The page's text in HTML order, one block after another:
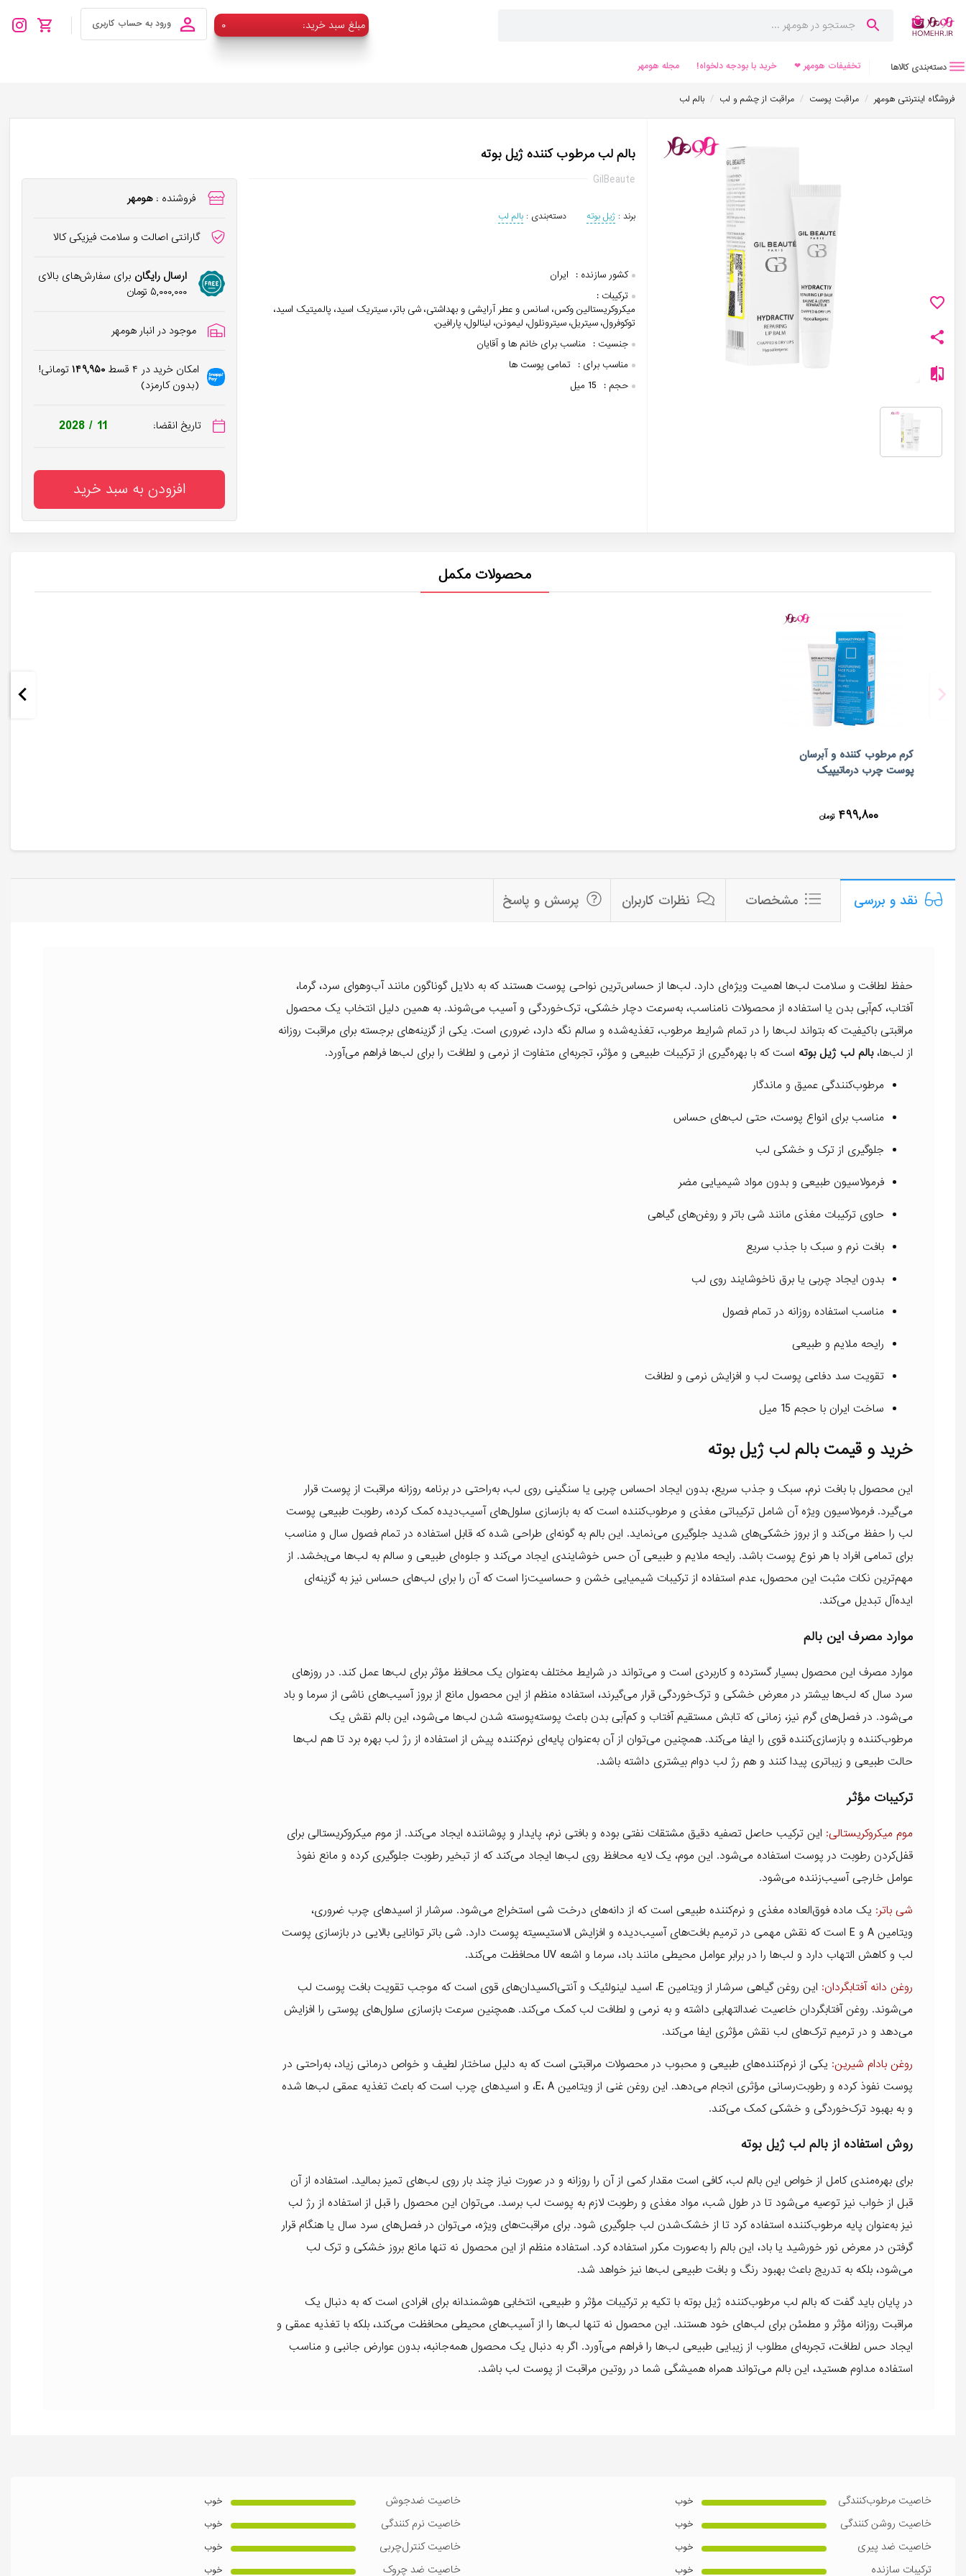
۰ :مبلغ سبد خرید ورود به حساب کاربری
دسته‌بندی کالاها تخفیفات هومهر ❤ خرید با بودجه دلخواه! مجله هومهر
فروشگاه اینترنتی هومهر / مراقبت پوست / مراقبت از چشم و لب / بالم لب
بالم لب مرطوب کننده ژیل بوته
GilBeaute
برند : ژیل بوته دسته‌بندی : بالم لب
کشور سازنده :
ایران
ترکیبات :
میکروکریستالین وکس، اسانس و عطر آرایشی و بهداشتی، شی باتر، سیتریک اسید، پالمیتیک اسید،
توکوفرول، سیتریل، سیترونلول، لیمونن، لینالول، پارافین.
جنسیت :
مناسب برای خانم ها و آقایان
مناسب برای :
تمامی پوست ها
حجم :
15 میل
فروشنده : هومهر
گارانتی اصالت و سلامت فیزیکی کالا
ارسال رایگان برای سفارش‌های بالای
۵,۰۰۰,۰۰۰ تومان
موجود در انبار هومهر
امکان خرید در ۴ قسط ۱۴۹,۹۵۰تومانی!
(بدون کارمزد)
تاریخ انقضا: 2028 / 11
افزودن به سبد خرید
محصولات مکمل
کرم مرطوب کننده و آبرسان
پوست چرب درماتيپيک
۴۹۹,۸۰۰ تومان
نقد و بررسی مشخصات نظرات کاربران پرسش و پاسخ
حفظ لطافت و سلامت لب‌ها اهمیت ویژه‌ای دارد. لب‌ها از حساس‌ترین نواحی پوست هستند که به دلایل گوناگون مانند آب‌و‌هوای سرد، گرما،
آفتاب، کم‌آبی بدن یا استفاده از محصولات نامناسب، به‌سرعت دچار خشکی، ترک‌خوردگی و آسیب می‌شوند. به همین دلیل انتخاب یک محصول
مراقبتی باکیفیت که بتواند لب‌ها را در تمام شرایط مرطوب، تغذیه‌شده و سالم نگه دارد، ضروری است. یکی از گزینه‌های برجسته برای مراقبت روزانه
از لب‌ها،بالم لب ژیل بوته است که با بهره‌گیری از ترکیبات طبیعی و مؤثر، تجربه‌ای متفاوت از نرمی و لطافت را برای لب‌ها فراهم می‌آورد.
مرطوب‌کنندگی عمیق و ماندگار
مناسب برای انواع پوست، حتی لب‌های حساس
جلوگیری از ترک و خشکی لب
فرمولاسیون طبیعی و بدون مواد شیمیایی مضر
حاوی ترکیبات مغذی مانند شی باتر و روغن‌های گیاهی
بافت نرم و سبک با جذب سریع
بدون ایجاد چربی یا برق ناخوشایند روی لب
مناسب استفاده روزانه در تمام فصول
رایحه ملایم و طبیعی
تقویت سد دفاعی پوست لب و افزایش نرمی و لطافت
ساخت ایران با حجم 15 میل
خرید و قیمت بالم لب ژیل بوته
این محصول با بافت نرم، سبک و جذب سریع، بدون ایجاد احساس چربی یا سنگینی روی لب، به‌راحتی در برنامه روزانه مراقبت از پوست قرار
می‌گیرد. فرمولاسیون ویژه آن شامل ترکیباتی مغذی و مرطوب‌کننده است که به بازسازی سلول‌های آسیب‌دیده کمک کرده، رطوبت طبیعی پوست
لب را حفظ می‌کند و از بروز خشکی‌های شدید جلوگیری می‌نماید. این بالم به گونه‌ای طراحی شده که قابل استفاده در تمام فصول سال و مناسب
برای تمامی افراد با هر نوع پوست باشد. رایحه ملایم و طبیعی آن حس خوشایندی ایجاد می‌کند و جلوه‌ای طبیعی و سالم به لب‌ها می‌بخشد. از
مهم‌ترین نکات مثبت این محصول، عدم استفاده از ترکیبات شیمیایی خشن و حساسیت‌زا است که آن را برای لب‌های حساس نیز به گزینه‌ای
ایده‌آل تبدیل می‌کند.
موارد مصرف این بالم
موارد مصرف این محصول بسیار گسترده و کاربردی است و می‌تواند در شرایط مختلف به‌عنوان یک محافظ مؤثر برای لب‌ها عمل کند. در روزهای
سرد سال که لب‌ها بیشتر در معرض خشکی و ترک‌خوردگی قرار می‌گیرند، استفاده منظم از این محصول مانع از بروز آسیب‌های ناشی از سرما و باد
می‌شود. در فصل‌های گرم نیز، زمانی که تابش مستقیم آفتاب و کم‌آبی بدن باعث پوسته‌پوسته شدن لب‌ها می‌شود، این بالم نقش یک
مرطوب‌کننده و بازسازی‌کننده قوی را ایفا می‌کند. همچنین می‌توان از آن به‌عنوان پایه‌ای نرم‌کننده پیش از استفاده از رژ لب بهره برد تا هم لب‌ها
حالت طبیعی و زیباتری پیدا کنند و هم رژ لب دوام بیشتری داشته باشد.
ترکیبات مؤثر
موم میکروکریستالی: این ترکیب حاصل تصفیه دقیق مشتقات نفتی بوده و بافتی نرم، پایدار و پوشاننده ایجاد می‌کند. از موم میکروکریستالی برای
قفل‌کردن رطوبت در پوست استفاده می‌شود. این موم، یک لایه محافظ روی لب‌ها ایجاد می‌کند که از تبخیر رطوبت جلوگیری کرده و مانع نفوذ
عوامل خارجی آسیب‌زننده می‌شود.
شی باتر: یک ماده فوق‌العاده مغذی و نرم‌کننده طبیعی است که از دانه‌های درخت شی استخراج می‌شود. سرشار از اسیدهای چرب ضروری،
ویتامین A و E است که نقش مهمی در ترمیم بافت‌های آسیب‌دیده و افزایش الاستیسیته پوست دارد. شی باتر توانایی بالایی در بازسازی پوست
لب و کاهش التهاب دارد و لب‌ها را در برابر عوامل محیطی مانند باد، سرما و اشعه UV محافظت می‌کند.
روغن دانه آفتابگردان:
این روغن گیاهی سرشار از ویتامین E، اسید لینولئیک و آنتی‌اکسیدان‌های قوی است که موجب تقویت بافت پوست لب
می‌شوند. روغن آفتابگردان خاصیت ضدالتهابی داشته و به نرمی و لطافت لب کمک می‌کند. همچنین سرعت بازسازی سلول‌های پوستی را افزایش
می‌دهد و در ترمیم ترک‌های لب نقش مؤثری ایفا می‌کند.
روغن بادام شیرین: یکی از نرم‌کننده‌های طبیعی و محبوب در محصولات مراقبتی است که به دلیل ساختار لطیف و خواص درمانی زیاد، به‌راحتی در
پوست نفوذ کرده و رطوبت‌رسانی مؤثری انجام می‌دهد. این روغن غنی از ویتامین E، A، و اسیدهای چرب است که باعث تغذیه عمقی لب‌ها شده
و به بهبود ترک‌خوردگی و خشکی کمک می‌کند.
روش استفاده از بالم لب ژیل بوته
برای بهره‌مندی کامل از خواص این بالم لب، کافی است مقدار کمی از آن را روزانه و در صورت نیاز چند بار روی لب‌های تمیز بمالید. استفاده از آن
قبل از خواب نیز توصیه می‌شود تا در طول شب، مواد مغذی و رطوبت لازم به پوست لب برسد. می‌توان این محصول را قبل از استفاده از رژ لب
نیز به‌عنوان پایه مرطوب‌کننده استفاده کرد تا از خشک‌شدن لب جلوگیری شود. برای مراقبت‌های ویژه، می‌توان در فصل‌های سرد سال یا هنگام قرار
گرفتن در معرض نور خورشید یا باد، این بالم را به‌صورت مکرر استفاده کرد. استفاده منظم از این محصول نه تنها مانع بروز خشکی و ترک لب
می‌شود، بلکه به تدریج باعث بهبود رنگ و بافت طبیعی لب‌ها نیز خواهد شد.
در پایان باید گفت که بالم لب مرطوب‌کننده ژیل بوته با تکیه بر ترکیبات مؤثر و طبیعی، انتخابی هوشمندانه برای افرادی است که به دنبال یک
مراقبت روزانه مؤثر و مطمئن برای لب‌های خود هستند. این محصول نه تنها لب‌ها را از آسیب‌های محیطی محافظت می‌کند، بلکه با تغذیه عمقی و
ایجاد حس لطافت، تجربه‌ای مطلوب از زیبایی طبیعی لب‌ها را فراهم می‌آورد. اگر به دنبال یک محصول همه‌جانبه، بدون عوارض جانبی و مناسب
استفاده مداوم هستید، این بالم می‌تواند همراه همیشگی شما در روتین مراقبت از پوست لب باشد.
خاصیت مرطوب‌کنندگی خوب خاصیت ضدجوش خوب
خاصیت روشن کنندگی خوب خاصیت نرم کنندگی خوب
خاصیت ضد پیری خوب خاصیت کنترل‌چربی خوب
ترکیبات سازنده خوب خاصیت ضد چروک خوب